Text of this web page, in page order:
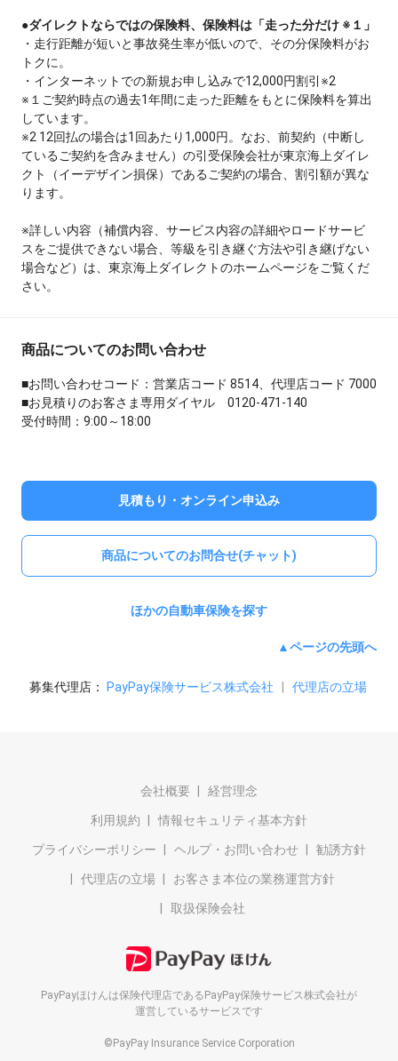
●ダイレクトならではの保険料、保険料は「走った分だけ ※１」
・走行距離が短いと事故発生率が低いので、その分保険料がお
トクに。
・インターネットでの新規お申し込みで12,000円割引※2
※１ご契約時点の過去1年間に走った距離をもとに保険料を算出
しています。
※2 12回払の場合は1回あたり1,000円。なお、前契約（中断し
ているご契約を含みません）の引受保険会社が東京海上ダイレ
クト（イーデザイン損保）であるご契約の場合、割引額が異な
ります。
※詳しい内容（補償内容、サービス内容の詳細やロードサービ
スをご提供できない場合、等級を引き継ぐ方法や引き継げない
場合など）は、東京海上ダイレクトのホームページをご覧くだ
さい。
商品についてのお問い合わせ
■お問い合わせコード：営業店コード 8514、代理店コード 7000
■お見積りのお客さま専用ダイヤル 0120-471-140
受付時間：9:00～18:00
見積もり・オンライン申込み
商品についてのお問合せ(チャット)
ほかの自動車保険を探す
▲ページの先頭へ
募集代理店： PayPay保険サービス株式会社 代理店の立場
会社概要 経営理念
利用規約 情報セキュリティ基本方針
プライバシーポリシー ヘルプ・お問い合わせ 勧誘方針
代理店の立場 お客さま本位の業務運営方針
取扱保険会社
PayPayほけんは保険代理店である PayPay保険サービス株式会社が
運営しているサービスです
©PayPay Insurance Service Corporation